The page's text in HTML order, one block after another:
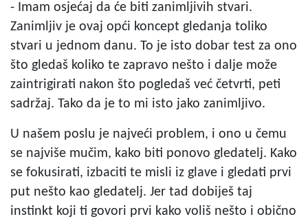
- Imam osjećaj da će biti zanimljivih stvari.
Zanimljiv je ovaj opći koncept gledanja toliko
stvari u jednom danu. To je isto dobar test za ono
što gledaš koliko te zapravo nešto i dalje može
zaintrigirati nakon što pogledaš već četvrti, peti
sadržaj. Tako da je to mi isto jako zanimljivo.
U našem poslu je najveći problem, i ono u čemu
se najviše mučim, kako biti ponovo gledatelj. Kako
se fokusirati, izbaciti te misli iz glave i gledati prvi
put nešto kao gledatelj. Jer tad dobiješ taj
instinkt koji ti govori prvi kako voliš nešto i obično